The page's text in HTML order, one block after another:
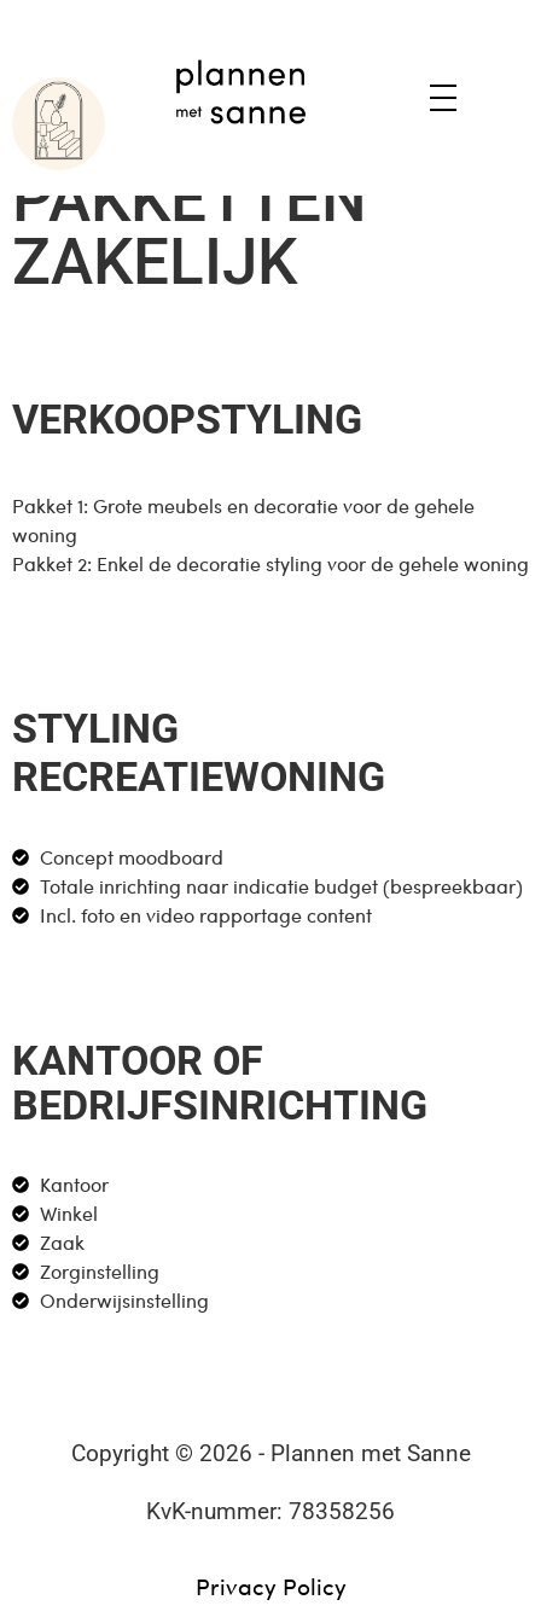
PAKKETTEN
ZAKELIJK
VERKOOPSTYLING
Pakket 1: Grote meubels en decoratie voor de gehele
woning
Pakket 2: Enkel de decoratie styling voor de gehele woning
STYLING
RECREATIEWONING
Concept moodboard
Totale inrichting naar indicatie budget (bespreekbaar)
Incl. foto en video rapportage content
KANTOOR OF
BEDRIJFSINRICHTING
Kantoor
Winkel
Zaak
Zorginstelling
Onderwijsinstelling
Copyright © 2026 - Plannen met Sanne
KvK-nummer: 78358256
Privacy Policy